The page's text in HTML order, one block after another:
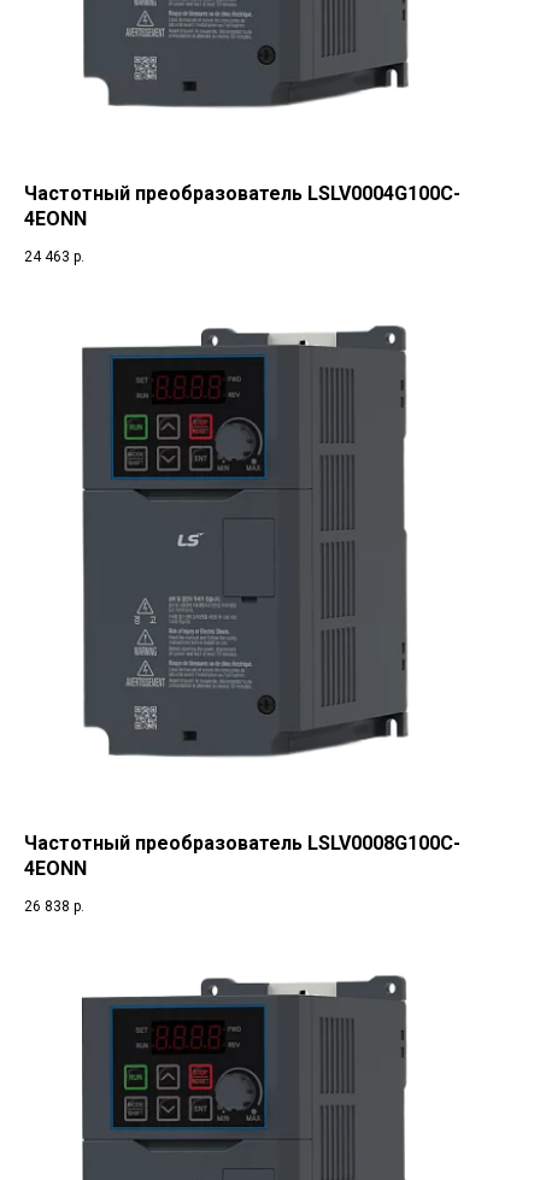
Частотный преобразователь LSLV0004G100C-
4EONN
24 463 р.
Частотный преобразователь LSLV0008G100C-
4EONN
26 838 р.